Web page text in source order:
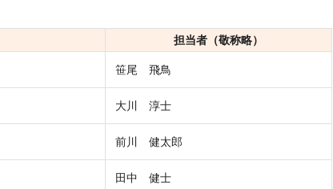
担当者（敬称略）
笹尾 飛鳥
大川 淳士
前川 健太郎
田中 健士